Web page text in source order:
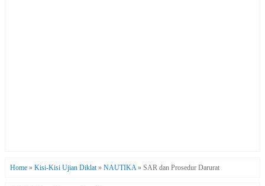
Home » Kisi-Kisi Ujian Diklat» NAUTIKA» SAR dan Prosedur Darurat